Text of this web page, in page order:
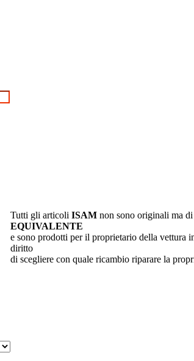
Tutti gli articoli ISAM non sono originali ma di
EQUIVALENTE
e sono prodotti per il proprietario della vettura
diritto
di scegliere con quale ricambio riparare la